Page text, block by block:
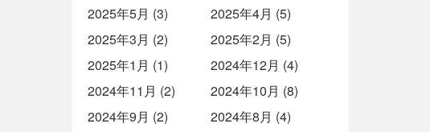
2025年5月 (3)
2025年4月 (5)
2025年3月 (2)
2025年2月 (5)
2025年1月 (1)
2024年12月 (4)
2024年11月 (2)
2024年10月 (8)
2024年9月 (2)
2024年8月 (4)